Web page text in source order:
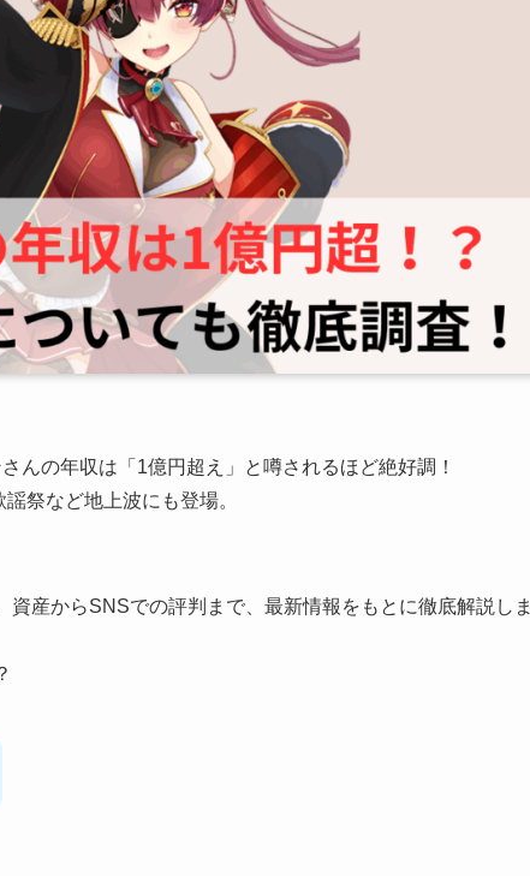
んの年収は「1億円超え」と噂されるほど絶好調！
祭など地上波にも登場。
産からSNSでの評判まで、最新情報をもとに徹底解説しま